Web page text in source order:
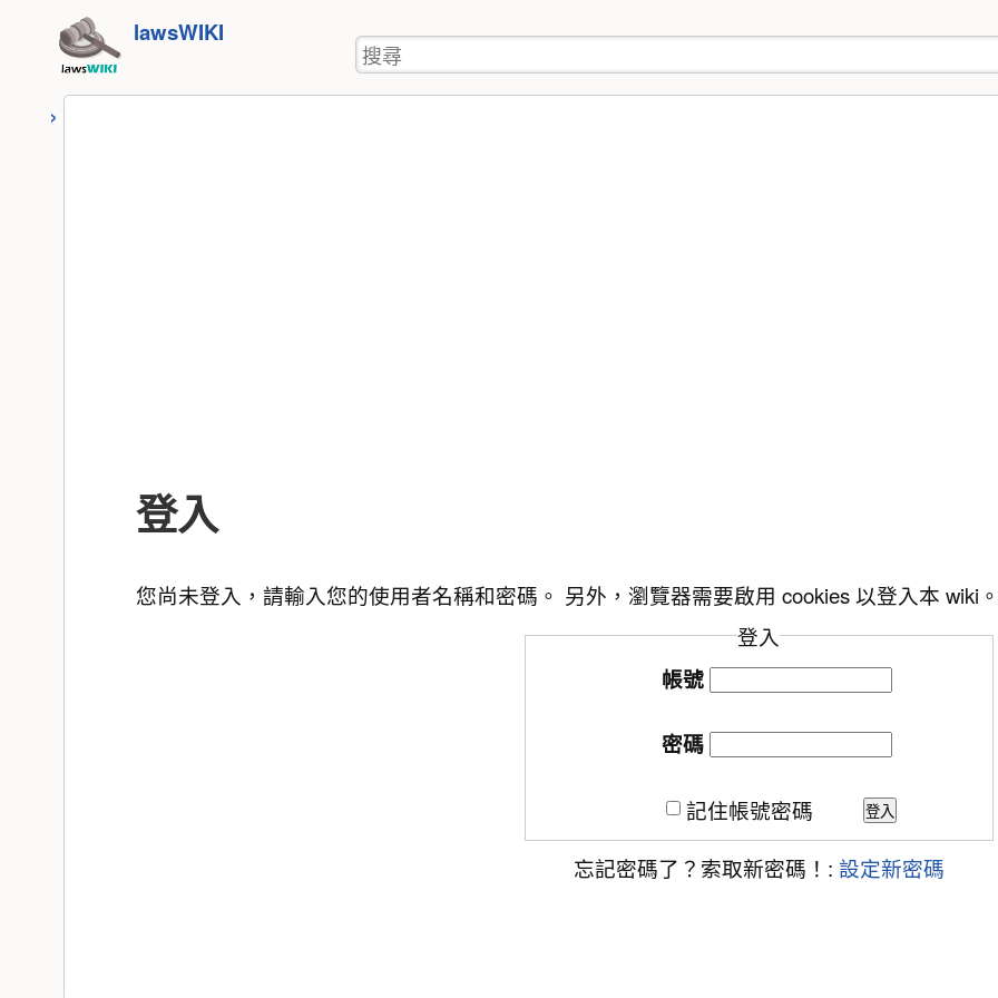
lawsWIKI
用
者
工
搜
尋
登入
您尚未登入，請輸入您的使用者名稱和密碼。 另外，瀏覽器需要啟用 cookies 以登入本 wiki
登入
帳號
密碼
記住帳號密碼 登入
忘記密碼了？索取新密碼！: 設定新密碼